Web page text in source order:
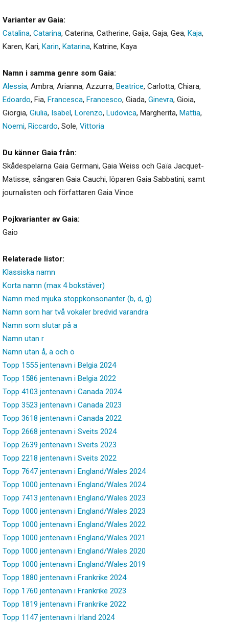
Varianter av Gaia:
Catalina, Catarina, Caterina, Catherine, Gaija, Gaja, Gea, Kaja,
Karen, Kari, Karin, Katarina, Katrine, Kaya
Namn i samma genre som Gaia:
Alessia, Ambra, Arianna, Azzurra, Beatrice, Carlotta, Chiara,
Edoardo, Fia, Francesca, Francesco, Giada, Ginevra, Gioia,
Giorgia, Giulia, Isabel, Lorenzo, Ludovica, Margherita, Mattia,
Noemi, Riccardo, Sole, Vittoria
Du känner Gaia från:
Skådespelarna Gaia Germani, Gaia Weiss och Gaïa Jacquet-
Matisse, sångaren Gaia Cauchi, löparen Gaia Sabbatini, samt
journalisten och författaren Gaia Vince
Pojkvarianter av Gaia:
Gaio
Relaterade listor:
Klassiska namn
Korta namn (max 4 bokstäver)
Namn med mjuka stoppkonsonanter (b, d, g)
Namn som har två vokaler bredvid varandra
Namn som slutar på a
Namn utan r
Namn utan å, ä och ö
Topp 1555 jentenavn i Belgia 2024
Topp 1586 jentenavn i Belgia 2022
Topp 4103 jentenavn i Canada 2024
Topp 3523 jentenavn i Canada 2023
Topp 3618 jentenavn i Canada 2022
Topp 2668 jentenavn i Sveits 2024
Topp 2639 jentenavn i Sveits 2023
Topp 2218 jentenavn i Sveits 2022
Topp 7647 jentenavn i England/Wales 2024
Topp 1000 jentenavn i England/Wales 2024
Topp 7413 jentenavn i England/Wales 2023
Topp 1000 jentenavn i England/Wales 2023
Topp 1000 jentenavn i England/Wales 2022
Topp 1000 jentenavn i England/Wales 2021
Topp 1000 jentenavn i England/Wales 2020
Topp 1000 jentenavn i England/Wales 2019
Topp 1880 jentenavn i Frankrike 2024
Topp 1760 jentenavn i Frankrike 2023
Topp 1819 jentenavn i Frankrike 2022
Topp 1147 jentenavn i Irland 2024